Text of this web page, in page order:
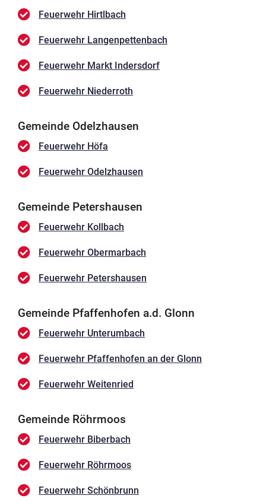
Feuerwehr Hirtlbach
Feuerwehr Langenpettenbach
Feuerwehr Markt Indersdorf
Feuerwehr Niederroth
Gemeinde Odelzhausen
Feuerwehr Höfa
Feuerwehr Odelzhausen
Gemeinde Petershausen
Feuerwehr Kollbach
Feuerwehr Obermarbach
Feuerwehr Petershausen
Gemeinde Pfaffenhofen a.d. Glonn
Feuerwehr Unterumbach
Feuerwehr Pfaffenhofen an der Glonn
Feuerwehr Weitenried
Gemeinde Röhrmoos
Feuerwehr Biberbach
Feuerwehr Röhrmoos
Feuerwehr Schönbrunn